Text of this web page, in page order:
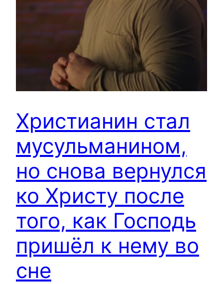
Христианин стал
мусульманином,
но снова вернулся
ко Христу после
того, как Господь
пришёл к нему во
сне